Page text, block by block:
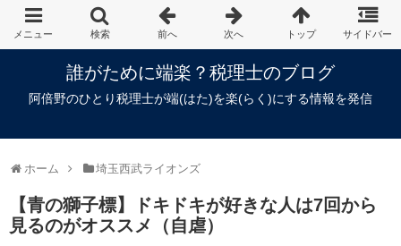
誰がために端楽？税理士のブログ
阿倍野のひとり税理士が端(はた)を楽(らく)にする情報を発信
ホーム 埼玉西武ライオンズ
【青の獅子標】ドキドキが好きな人は7回から
見るのがオススメ（自虐）